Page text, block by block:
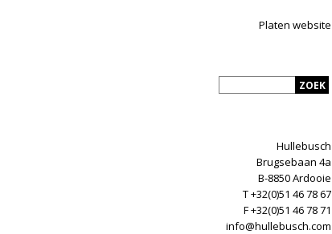
Platen website
Hullebusch
Brugsebaan 4a
B-8850 Ardooie
T +32(0)51 46 78 67
F +32(0)51 46 78 71
info@hullebusch.com